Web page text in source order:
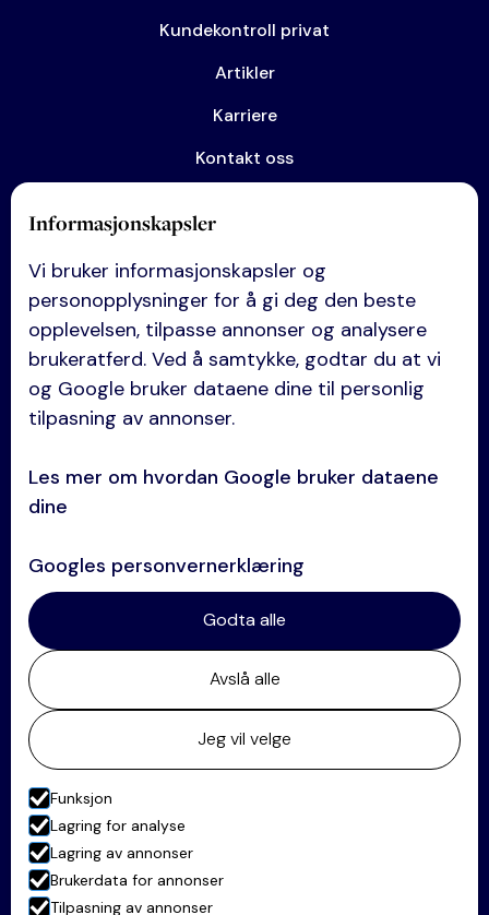
Informasjonskapsler
Vi bruker informasjonskapsler og
personopplysninger for å gi deg den beste
opplevelsen, tilpasse annonser og analysere
brukeratferd. Ved å samtykke, godtar du at vi
og Google bruker dataene dine til personlig
tilpasning av annonser.
Les mer om hvordan Google bruker dataene
dine
Googles personvernerklæring
Avslå alle
Jeg vil velge
Godta alle
Funksjon
Lagring for analyse
Lagring av annonser
Brukerdata for annonser
Tilpasning av annonser
Kundekontroll privat
Artikler
Karriere
Kontakt oss
Kompetanse
Anskaffelser
Eiendom
Entreprise
Tvisteløsning
Kontakt
+47 64 84 60 60
Postadresse:
Stortorget 28, 2000 Lillestrøm
Besøk vår Linkedin-profil her